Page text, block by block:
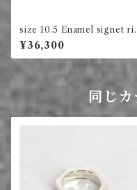
size 10.5 Enamel signet
g triangle (blue)
¥36,300
同じ